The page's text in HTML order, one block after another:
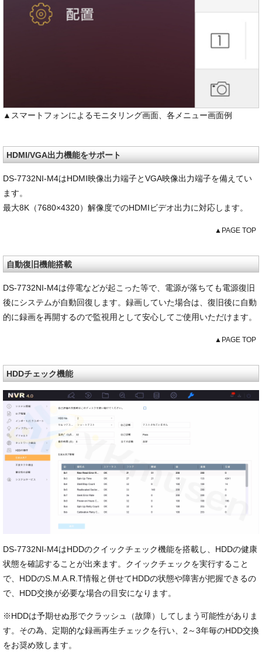
▲スマートフォンによるモニタリング画面、各メニュー画面例
HDMI/VGA出力機能をサポート
DS-7732NI-M4はHDMI映像出力端子とVGA映像出力端子を備えてい
ます。
最大8K（7680×4320）解像度でのHDMIビデオ出力に対応します。
▲PAGE TOP
自動復旧機能搭載
DS-7732NI-M4は停電などが起こった等で、電源が落ちても電源復旧
後にシステムが自動回復します。録画していた場合は、復旧後に自動
的に録画を再開するので監視用として安心してご使用いただけます。
▲PAGE TOP
HDDチェック機能
DS-7732NI-M4はHDDのクイックチェック機能を搭載し、HDDの健康
状態を確認することが出来ます。クイックチェックを実行すること
で、HDDのS.M.A.R.T情報と併せてHDDの状態や障害が把握できるの
で、HDD交換が必要な場合の目安になります。
※HDDは予期せぬ形でクラッシュ（故障）してしまう可能性がありま
す。その為、定期的な録画再生チェックを行い、2～3年毎のHDD交換
をお奨め致します。